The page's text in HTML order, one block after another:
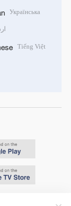
Українська
Tiếng Việt